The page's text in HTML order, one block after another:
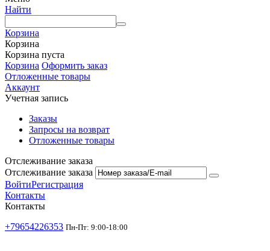
Найти
Корзина
Корзина
Корзина пуста
Корзина Оформить заказ
Отложенные товары
Аккаунт
Учетная запись
Заказы
Запросы на возврат
Отложенные товары
Отслеживание заказа
Отслеживание заказа
ВойтиРегистрация
Контакты
Контакты
+79654226353 Пн-Пт: 9:00-18:00